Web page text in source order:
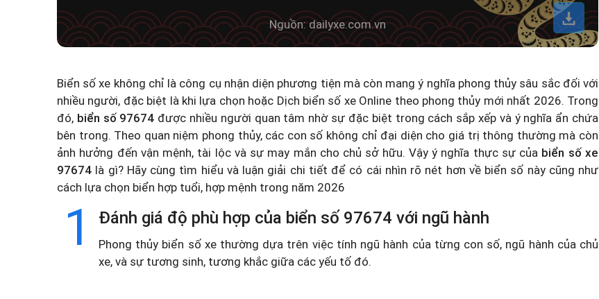
Nguồn: dailyxe.com.vn
Biển số xe không chỉ là công cụ nhận diện phương tiện mà còn mang ý nghĩa phong thủy sâu sắc đối với
nhiều người, đặc biệt là khi lựa chọn hoặc Dịch biển số xe Online theo phong thủy mới nhất 2026. Trong
đó, biển số 97674 được nhiều người quan tâm nhờ sự đặc biệt trong cách sắp xếp và ý nghĩa ẩn chứa
bên trong. Theo quan niệm phong thủy, các con số không chỉ đại diện cho giá trị thông thường mà còn
ảnh hưởng đến vận mệnh, tài lộc và sự may mắn cho chủ sở hữu. Vậy ý nghĩa thực sự của biển số xe
97674 là gì? Hãy cùng tìm hiểu và luận giải chi tiết để có cái nhìn rõ nét hơn về biển số này cũng như
cách lựa chọn biển hợp tuổi, hợp mệnh trong năm 2026
1 Đánh giá độ phù hợp của biển số 97674 với ngũ hành
Phong thủy biển số xe thường dựa trên việc tính ngũ hành của từng con số, ngũ hành của chủ
xe, và sự tương sinh, tương khắc giữa các yếu tố đó.